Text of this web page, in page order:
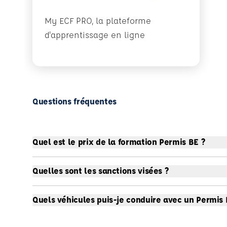
My ECF PRO, la plateforme
d'apprentissage en ligne
Questions fréquentes
Quel est le prix de la formation Permis BE ?
Quelles sont les sanctions visées ?
Quels véhicules puis-je conduire avec un Permis